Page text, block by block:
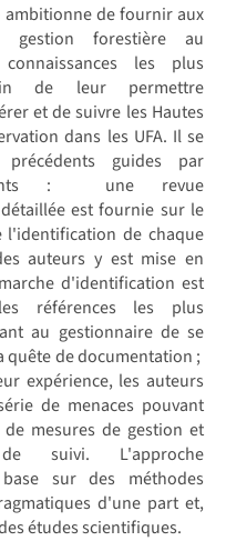
ambitionne de fournir aux
forestière au
les plus
de leur permettre
et de suivre les Hautes
dans les UFA. Il se
guides par
:  une revue
est fournie sur le
l'identification de chaque
auteurs y est mise en
d'identification est
références les plus
au gestionnaire de se
de documentation ; 
expérience, les auteurs
de menaces pouvant
de mesures de gestion et
suivi. L'approche
sur des méthodes
d'une part et,
études scientifiques.